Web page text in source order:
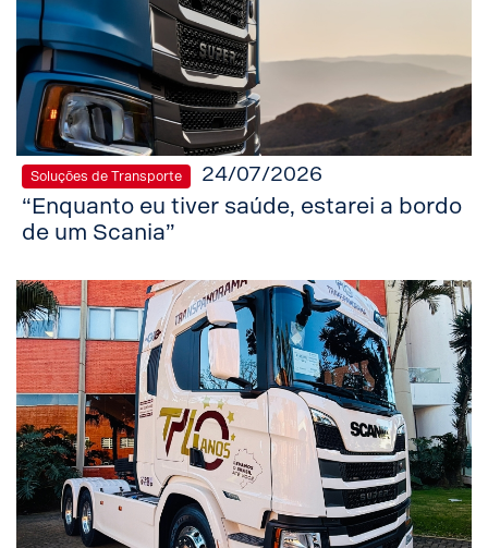
Soluções de Transporte 24/07/2026
“Enquanto eu tiver saúde, estarei a bordo
de um Scania”